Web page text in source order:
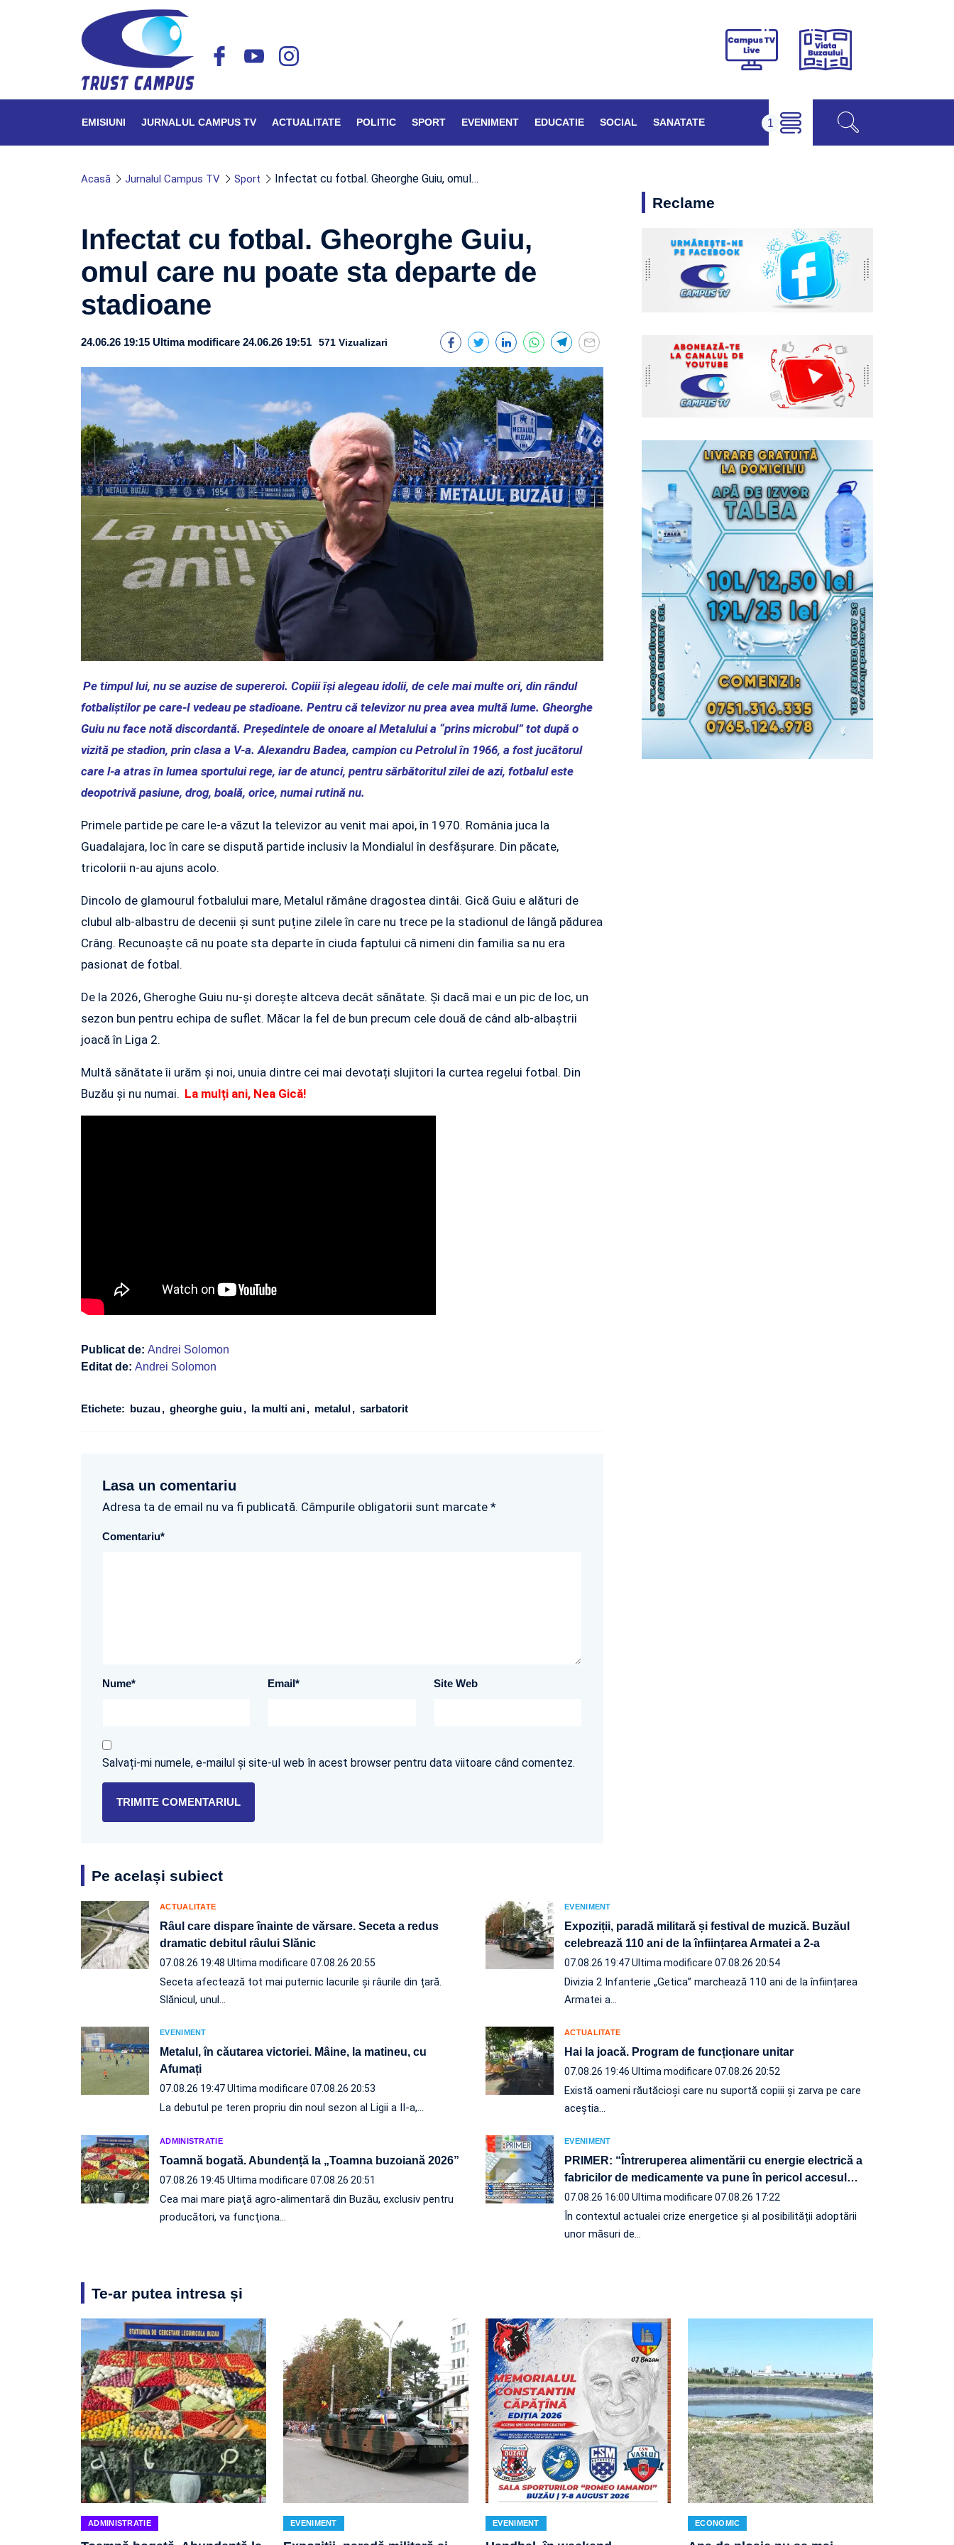
Campus
Viața
EMISIUNI JURNALUL CAMPUS TV ACTUALITATE POLITIC SPORT EVENIMENT EDUCATIE SOCIAL SANATATE
Acasă Jurnalul Campus TV Sport Infectat cu fotbal. Gheorghe Guiu, omul…
Infectat cu fotbal. Gheorghe Guiu,
omul care nu poate sta departe de
stadioane
24.06.26 19:15 Ultima modificare 24.06.26 19:51 571 Vizualizari
Pe timpul lui, nu se auzise de supereroi. Copiii își alegeau idolii, de cele mai multe ori, din rândul
fotbaliștilor pe care-I vedeau pe stadioane. Pentru că televizor nu prea avea multă lume. Gheorghe
Guiu nu face notă discordantă. Președintele de onoare al Metalului a “prins microbul” tot după o
vizită pe stadion, prin clasa a V-a. Alexandru Badea, campion cu Petrolul în 1966, a fost jucătorul
care l-a atras în lumea sportului rege, iar de atunci, pentru sărbătoritul zilei de azi, fotbalul este
deopotrivă pasiune, drog, boală, orice, numai rutină nu.
Primele partide pe care le-a văzut la televizor au venit mai apoi, în 1970. România juca la
Guadalajara, loc în care se dispută partide inclusiv la Mondialul în desfășurare. Din păcate,
tricolorii n-au ajuns acolo.
Dincolo de glamourul fotbalului mare, Metalul rămâne dragostea dintâi. Gică Guiu e alături de
clubul alb-albastru de decenii și sunt puține zilele în care nu trece pe la stadionul de lângă pădurea
Crâng. Recunoaște că nu poate sta departe în ciuda faptului că nimeni din familia sa nu era
pasionat de fotbal.
De la 2026, Gheroghe Guiu nu-și dorește altceva decât sănătate. Și dacă mai e un pic de loc, un
sezon bun pentru echipa de suflet. Măcar la fel de bun precum cele două de când alb-albaștrii
joacă în Liga 2.
Multă sănătate îi urăm și noi, unuia dintre cei mai devotați slujitori la curtea regelui fotbal. Din
Buzău și nu numai. La mulți ani, Nea Gică!
Publicat de: Andrei Solomon
Editat de: Andrei Solomon
Etichete: buzau gheorghe guiu la multi ani metalul sarbatorit
Lasa un comentariu
Adresa ta de email nu va fi publicată. Câmpurile obligatorii sunt marcate *
Comentariu*
Nume* Email* Site Web
Salvați-mi numele, e-mailul și site-ul web în acest browser pentru data viitoare când comentez.
Reclame
Pe același subiect
ACTUALITATE
Râul care dispare înainte de vărsare. Seceta a redus
dramatic debitul râului Slănic
07.08.26 19:48 Ultima modificare 07.08.26 20:55
Seceta afectează tot mai puternic lacurile și râurile din țară.
Slănicul, unul…
EVENIMENT
Expoziții, paradă militară și festival de muzică. Buzăul
celebrează 110 ani de la înființarea Armatei a 2-a
07.08.26 19:47Ultima modificare 07.08.26 20:54
Divizia 2 Infanterie „Getica” marchează 110 ani de la înființarea
Armatei a…
EVENIMENT
Metalul, în căutarea victoriei. Mâine, la matineu, cu
Afumați
07.08.26 19:47Ultima modificare 07.08.26 20:53
La debutul pe teren propriu din noul sezon al Ligii a II-a,…
ACTUALITATE
Hai la joacă. Program de funcționare unitar
07.08.26 19:46 Ultima modificare 07.08.26 20:52
Există oameni răutăcioși care nu suportă copiii și zarva pe care
aceștia…
ADMINISTRATIE
Toamnă bogată. Abundență la „Toamna buzoiană 2026”
07.08.26 19:45 Ultima modificare 07.08.26 20:51
Cea mai mare piaţă agro-alimentară din Buzău, exclusiv pentru
producători, va funcţiona…
EVENIMENT
PRIMER: “Întreruperea alimentării cu energie electrică a
fabricilor de medicamente va pune în pericol accesul …
07.08.26 16:00 Ultima modificare 07.08.26 17:22
În contextul actualei crize energetice și al posibilității adoptării
unor măsuri de…
Te-ar putea intresa și
ADMINISTRATIE EVENIMENT EVENIMENT ECONOMIC